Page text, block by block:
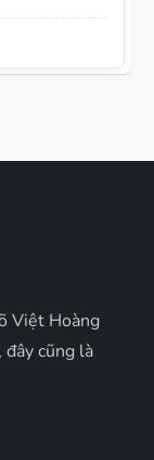
Việt Hoàng
đây cũng là